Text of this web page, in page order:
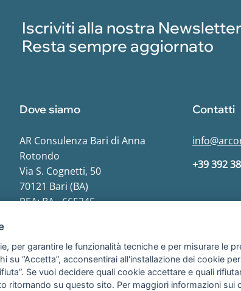
Iscriviti alla nostra Newsletter
Resta sempre aggiornato
Dove siamo
AR Consulenza Bari di Anna
Rotondo
Via S. Cognetti, 50
70121 Bari (BA)
REA: BA - 665245
Contatti
+39 392
Copyright © 2025AR Consulenza Bari di Anna
per garantire le funzionalità tecniche e per misurare le
su “Accetta”, acconsentirai all'installazione dei cookie
Se vuoi decidere quali cookie accettare e quali
ritornando su questo sito. Per maggiori informazioni sui